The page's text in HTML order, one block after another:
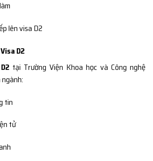
lên visa D2
D2
tại Trường Viện Khoa học và Công nghệ
tin
tử